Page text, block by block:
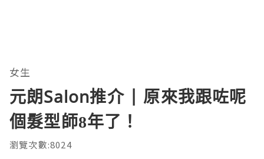
女生
元朗Salon推介 | 原來我跟咗呢
個髮型師8年了！
瀏覽次數:8024